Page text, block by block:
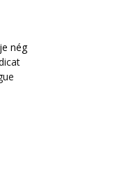
négocie